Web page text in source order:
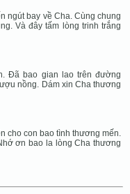
ngút bay về Cha. Cùng chung
Và đây tấm lòng trinh trắng
Đã bao gian lao trên đường
nồng. Dám xin Cha thương
cho con bao tình thương mến.
ơn bao la lòng Cha thương